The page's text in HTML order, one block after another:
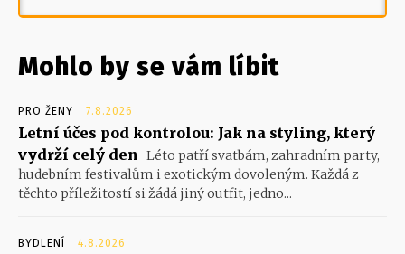
Mohlo by se vám líbit
PRO ŽENY 7.8.2026
Letní účes pod kontrolou: Jak na styling, který
vydrží celý den
Léto patří svatbám, zahradním party,
hudebním festivalům i exotickým dovoleným. Každá z
těchto příležitostí si žádá jiný outfit, jedno...
BYDLENÍ 4.8.2026